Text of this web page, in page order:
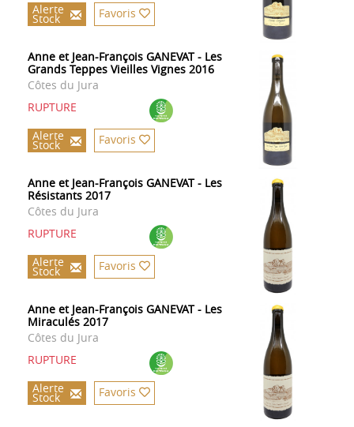
Alerte
Stock Favoris
Anne et Jean-François GANEVAT - Les
Grands Teppes Vieilles Vignes 2016
Côtes du Jura
RUPTURE
Alerte
Stock Favoris
Anne et Jean-François GANEVAT - Les
Résistants 2017
Côtes du Jura
RUPTURE
Alerte
Stock Favoris
Anne et Jean-François GANEVAT - Les
Miraculés 2017
Côtes du Jura
RUPTURE
Alerte
Stock Favoris